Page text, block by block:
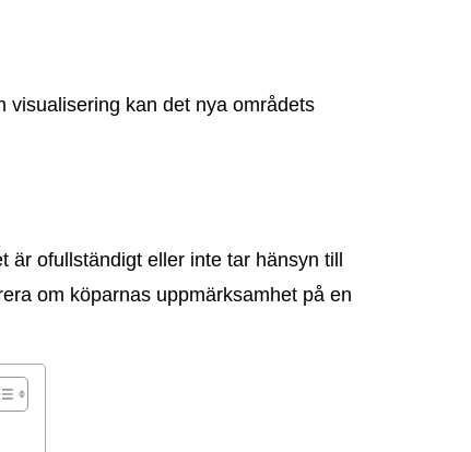
visualisering kan det nya områdets
ofullständigt eller inte tar hänsyn till
om köparnas uppmärksamhet på en